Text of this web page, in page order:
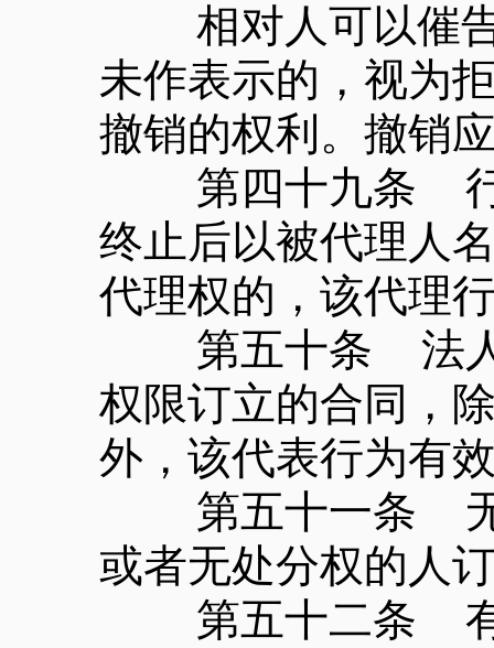
相对人可以催告
未作表示的，视为
撤销的权利。撤销
第四十九条 行
终止后以被代理人
代理权的，该代理
第五十条 法人
权限订立的合同，
外，该代表行为有
第五十一条 无
或者无处分权的人
第五十二条 有